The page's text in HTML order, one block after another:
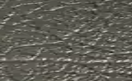
güvenli sürüş için ideal tercih.
ihtiyaçlara en uygun